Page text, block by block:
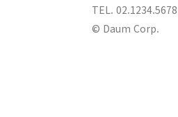
TEL. 02.1234.5678
© Daum Corp.